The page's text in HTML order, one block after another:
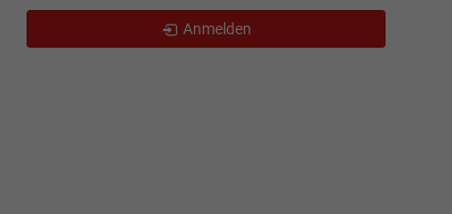
Anmelden